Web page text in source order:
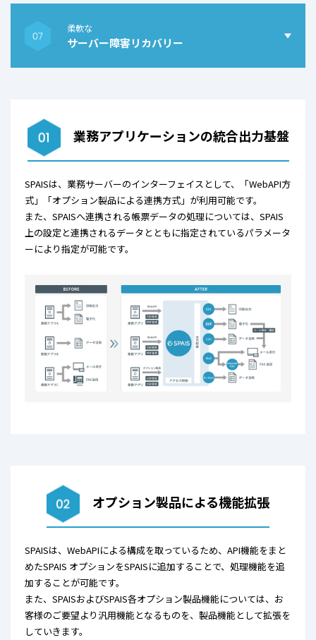
柔軟な
サーバー障害リカバリー
業務アプリケーションの統合出力基盤
SPAISは、業務サーバーのインターフェイスとして、「WebAPI方
式」「オプション製品による連携方式」が利用可能です。
また、SPAISへ連携される帳票データの処理については、SPAIS
上の設定と連携されるデータとともに指定されているパラメータ
ーにより指定が可能です。
オプション製品による機能拡張
SPAISは、WebAPIによる構成を取っているため、API機能をまと
めたSPAIS オプションをSPAISに追加することで、 処理機能を追
加することが可能です。
また、SPAISおよびSPAIS各オプション製品機能については、お
客様のご要望より汎用機能となるものを、製品機能として拡張を
していきます。